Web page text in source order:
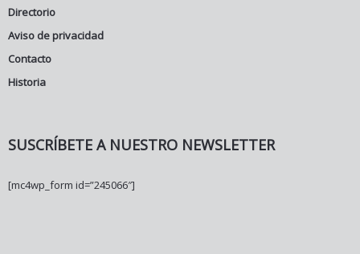
Directorio
Aviso de privacidad
Contacto
Historia
SUSCRÍBETE A NUESTRO NEWSLETTER
[mc4wp_form id=”245066″]